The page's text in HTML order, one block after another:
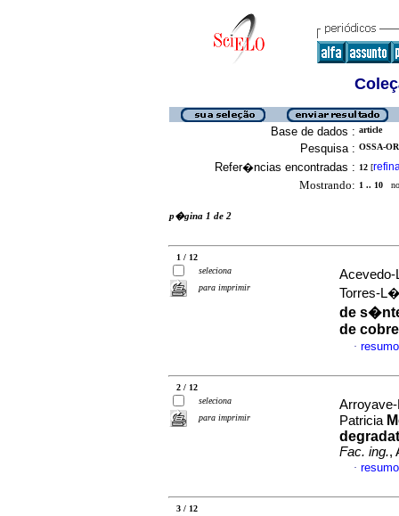
Base de dados : article
Pesquisa : OSSA-
Refer�ncias encontradas : 12 [
Mostrando: 1 .. 10
p�gina 1 de 2
1 / 12
seleciona
para imprimir
Torres-
de
de cobre
·
2 / 12
seleciona
para imprimir
Patricia
Fac. ing.,
·
3 / 12